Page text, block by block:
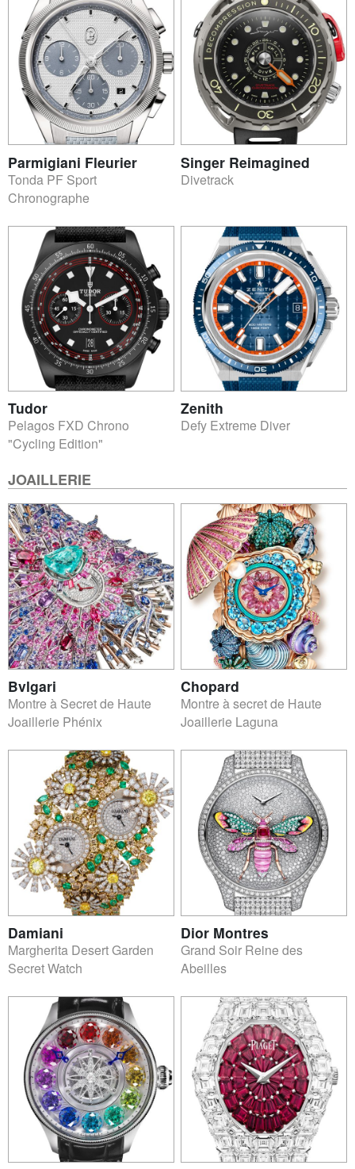
Parmigiani Fleurier
Tonda PF Sport
Chronographe
Singer Reimagined
Divetrack
Tudor
Pelagos FXD Chrono
"Cycling Edition"
Zenith
Defy Extreme Diver
JOAILLERIE
Bvlgari
Montre à Secret de Haute
Joaillerie Phénix
Chopard
Montre à secret de Haute
Joaillerie Laguna
Damiani
Margherita Desert Garden
Secret Watch
Dior Montres
Grand Soir Reine des
Abeilles